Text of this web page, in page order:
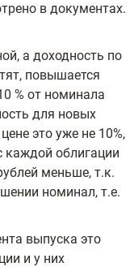
в документах.
а доходность по
повышается
% от номинала
для новых
это уже не 10%,
каждой облигации
меньше, т.к.
номинал, т.е.
выпуска это
и у них